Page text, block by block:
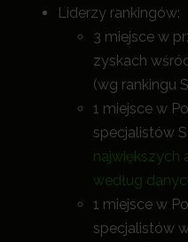
Liderzy rankingów:
3 miejsce w
zyskach
(wg rankingu
1 miejsce w
specjalistów
największych
według
1 miejsce w
specjalistów